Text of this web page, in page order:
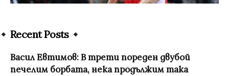
Recent Posts
Васил Евтимов: В трети пореден двубой
печелим борбата, нека продължим така